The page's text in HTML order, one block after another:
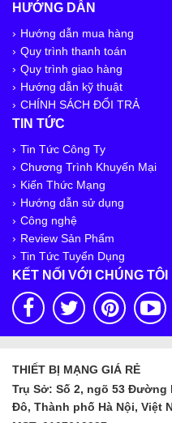
HƯỚNG DẪN
Hướng dẫn mua hàng
Quy trình thanh toán
Quy trình giao hàng
Hướng dẫn kỹ thuật
CHÍNH SÁCH ĐỔI TRẢ
TIN TỨC
Tin Tức Công Ty
Chương Trình Khuyến Mại
Kiến Thức Mạng
Hướng dẫn sử dụng
Công nghệ
Review Sản Phẩm
Tin Tức Tuyển Dụng
KẾT NỐI VỚI CHÚNG TÔI
THIẾT BỊ MẠNG GIÁ RẺ
Trụ Sở: Số 2, ngõ 53 Đường
Đô, Thành phố Hà Nội, Việt